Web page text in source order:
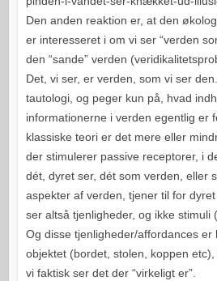
Den anden reaktion er, at den
er interesseret i om vi ser “verden
den “sande” verden
Det, vi ser, er verden, som vi ser
tautologi, og peger kun på, hvad
informationerne i verden egentlig er
klassiske teori er det mere eller
der stimulerer passive receptorer, i
dét, dyret ser, dét som verden, eller
aspekter af verden, tjener til for
ser altså tjenligheder, og ikke stimuli
Og disse tjenligheder/affordances er
objektet (bordet, stolen, koppen
vi faktisk ser det der “virkeligt er”.